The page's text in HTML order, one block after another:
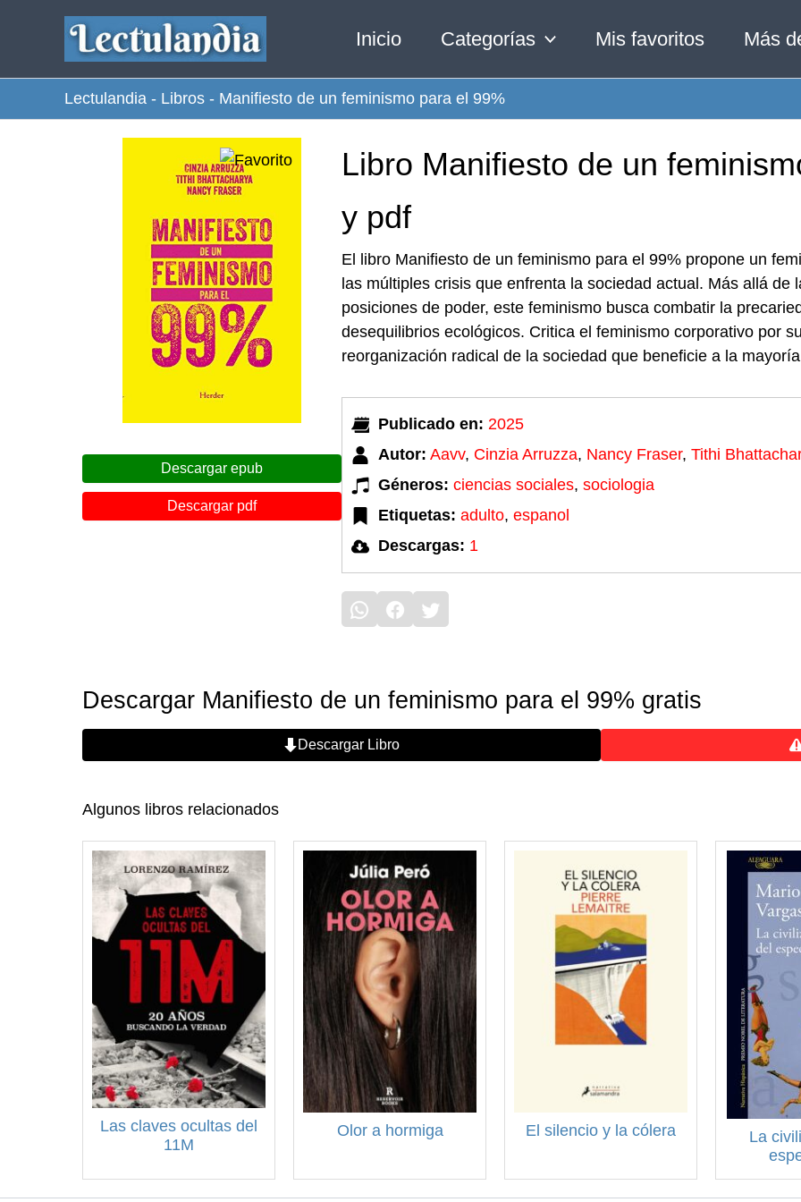
contenido
Inicio Categorías Mis favoritos Más
Lectulandia - Libros - Manifiesto de un feminismo para el 99%
Descargar epub
Descargar pdf
Libro Manifiesto de un
y pdf
El libro Manifiesto de un feminismo para el 99% propone un
las múltiples crisis que enfrenta la sociedad actual. Más allá de
posiciones de poder, este feminismo busca combatir la
desequilibrios ecológicos. Critica el feminismo corporativo por
reorganización radical de la sociedad que beneficie a la
Publicado en: 2025
Autor: Aavv, Cinzia Arruzza, Nancy Fraser, Tithi
Géneros: ciencias sociales, sociologia
Etiquetas: adulto, espanol
Descargas: 1
Descargar Manifiesto de un feminismo para el 99% gratis
Descargar Libro
Algunos libros relacionados
Las claves ocultas del
11M
Olor a hormiga El silencio y la cólera
La